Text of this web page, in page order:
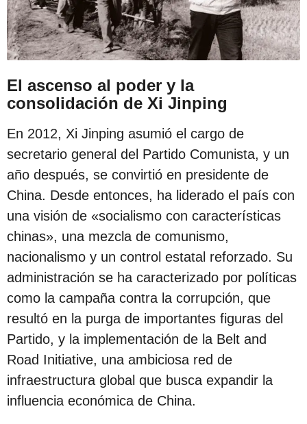
El ascenso al poder y la
consolidación de Xi Jinping
En 2012, Xi Jinping asumió el cargo de
secretario general del Partido Comunista, y un
año después, se convirtió en presidente de
China. Desde entonces, ha liderado el país con
una visión de «socialismo con características
chinas», una mezcla de comunismo,
nacionalismo y un control estatal reforzado. Su
administración se ha caracterizado por políticas
como la campaña contra la corrupción, que
resultó en la purga de importantes figuras del
Partido, y la implementación de la Belt and
Road Initiative, una ambiciosa red de
infraestructura global que busca expandir la
influencia económica de China.